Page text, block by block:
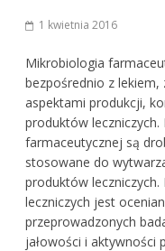
1 kwietnia 2016
Mikrobiologia
bezpośrednio z
aspektami produkcji,
produktów
farmaceutycznej są
stosowane do
produktów
leczniczych jest
przeprowadzonych
jałowości i aktywności